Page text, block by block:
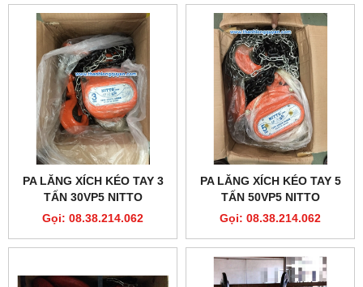
PA LĂNG XÍCH KÉO TAY 3
TẤN 30VP5 NITTO
Gọi: 08.38.214.062
PA LĂNG XÍCH KÉO TAY 5
TẤN 50VP5 NITTO
Gọi: 08.38.214.062